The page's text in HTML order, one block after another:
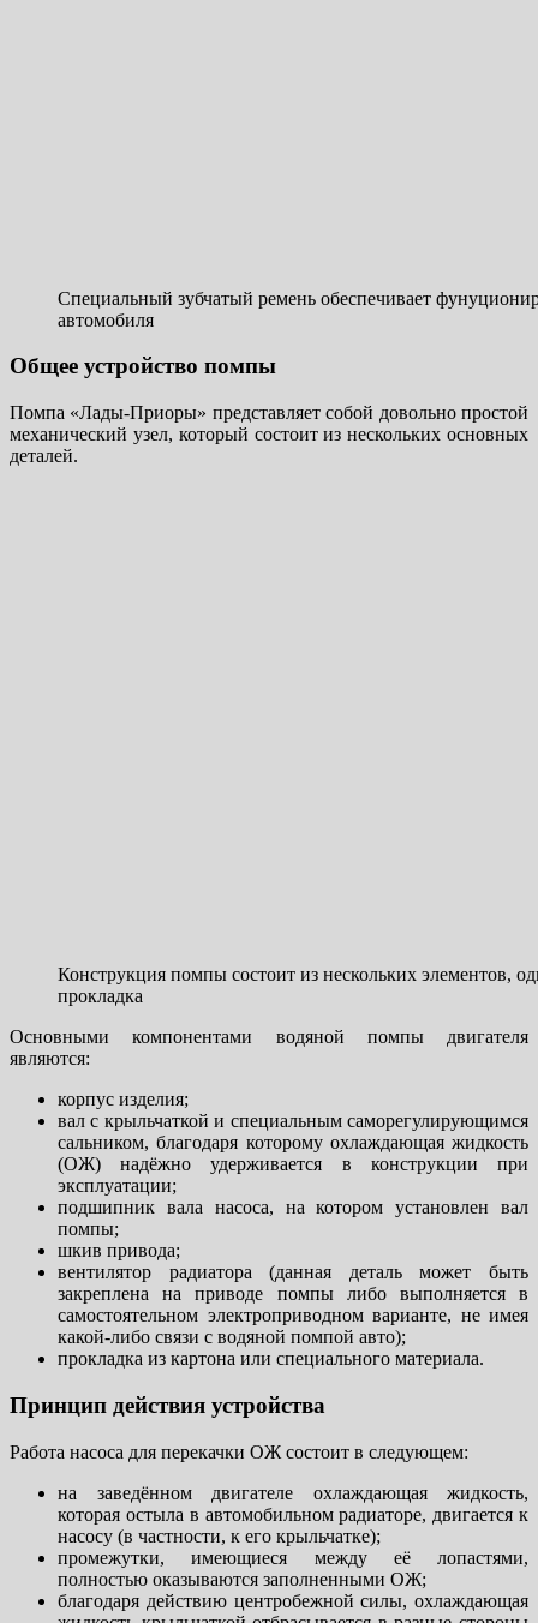
Специальный зубчатый ремень обеспечивает
автомобиля
Общее устройство помпы
Помпа «Лады-Приоры» представляет собой довольно простой
механический узел, который состоит из нескольких основных
деталей.
Конструкция помпы состоит из нескольких элементов,
прокладка
Основными компонентами водяной помпы двигателя
являются:
корпус изделия;
вал с крыльчаткой и специальным саморегулирующимся
сальником, благодаря которому охлаждающая жидкость
(ОЖ) надёжно удерживается в конструкции при
эксплуатации;
подшипник вала насоса, на котором установлен вал
помпы;
шкив привода;
вентилятор радиатора (данная деталь может быть
закреплена на приводе помпы либо выполняется в
самостоятельном электроприводном варианте, не имея
какой-либо связи с водяной помпой авто);
прокладка из картона или специального материала.
Принцип действия устройства
Работа насоса для перекачки ОЖ состоит в следующем:
на заведённом двигателе охлаждающая жидкость,
которая остыла в автомобильном радиаторе, двигается к
насосу (в частности, к его крыльчатке);
промежутки, имеющиеся между её лопастями,
полностью оказываются заполненными ОЖ;
благодаря действию центробежной силы, охлаждающая